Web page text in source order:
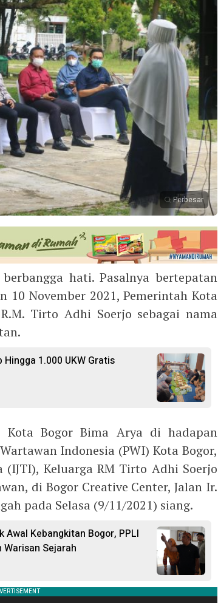
Perbesar
hati. Pasalnya bertepatan
10 November 2021, Pemerintah Kota
Tirto Adhi Soerjo sebagai nama
1.000 UKW Gratis
Bogor Bima Arya di hadapan
Indonesia (PWI) Kota Bogor,
Keluarga RM Tirto Adhi Soerjo
di Bogor Creative Center, Jalan Ir.
pada Selasa (9/11/2021) siang.
Kebangkitan Bogor, PPLI
Sejarah